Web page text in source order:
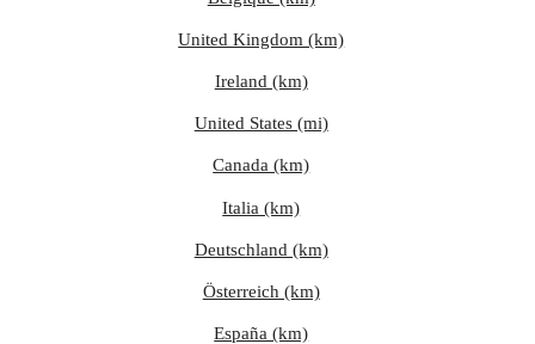
United Kingdom (km)
Ireland (km)
United States (mi)
Canada (km)
Italia (km)
Deutschland (km)
Österreich (km)
España (km)